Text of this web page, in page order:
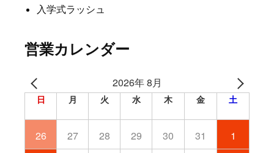
入学式ラッシュ
営業カレンダー
2026年 8月
日 月 火 水 木 金 土
26 27 28 29 30 31 1